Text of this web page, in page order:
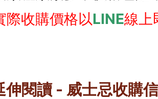
際收購價格以LINE線上
伸閱讀 - 威士忌收購